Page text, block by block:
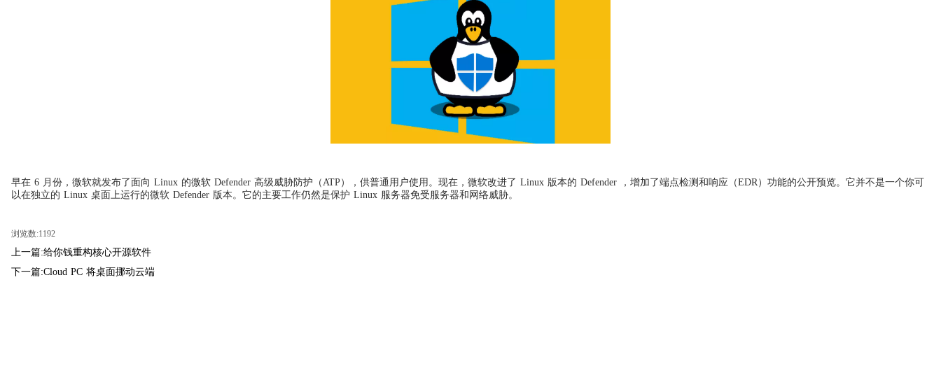
早在 6 月份，微软就发布了面向 Linux 的微软 Defender 高级威胁防护（ATP），供普通用户使用。现在，微软改进了 Linux 版本的 Defender ，增加了端点检测和响应（EDR）功能的公开预览。它并不是一个你可
以在独立的 Linux 桌面上运行的微软 Defender 版本。它的主要工作仍然是保护 Linux 服务器免受服务器和网络威胁。
浏览数:1192
上一篇:给你钱重构核心开源软件
下一篇:Cloud PC 将桌面挪动云端